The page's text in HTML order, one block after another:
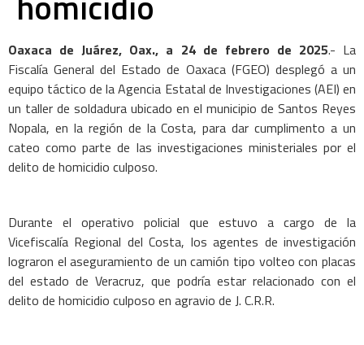
Oaxaca de Juárez, Oax., a 24 de febrero de 2025.- La
Fiscalía General del Estado de Oaxaca (FGEO) desplegó a un
equipo táctico de la Agencia Estatal de Investigaciones (AEI) en
un taller de soldadura ubicado en el municipio de Santos Reyes
Nopala, en la región de la Costa, para dar cumplimento a un
cateo como parte de las investigaciones ministeriales por el
delito de homicidio culposo.
Durante el operativo policial que estuvo a cargo de la
Vicefiscalía Regional del Costa, los agentes de investigación
lograron el aseguramiento de un camión tipo volteo con placas
del estado de Veracruz, que podría estar relacionado con el
delito de homicidio culposo en agravio de J. C.R.R.